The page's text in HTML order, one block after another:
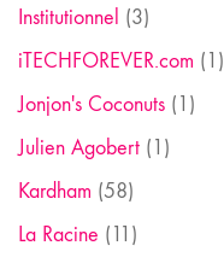
Institutionnel (3)
iTECHFOREVER.com (1)
Jonjon's Coconuts (1)
Julien Agobert (1)
Kardham (58)
La Racine (11)